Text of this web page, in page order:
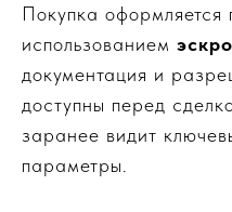
Покупка оформляется
использованием
документация и
доступны перед
заранее видит
параметры.